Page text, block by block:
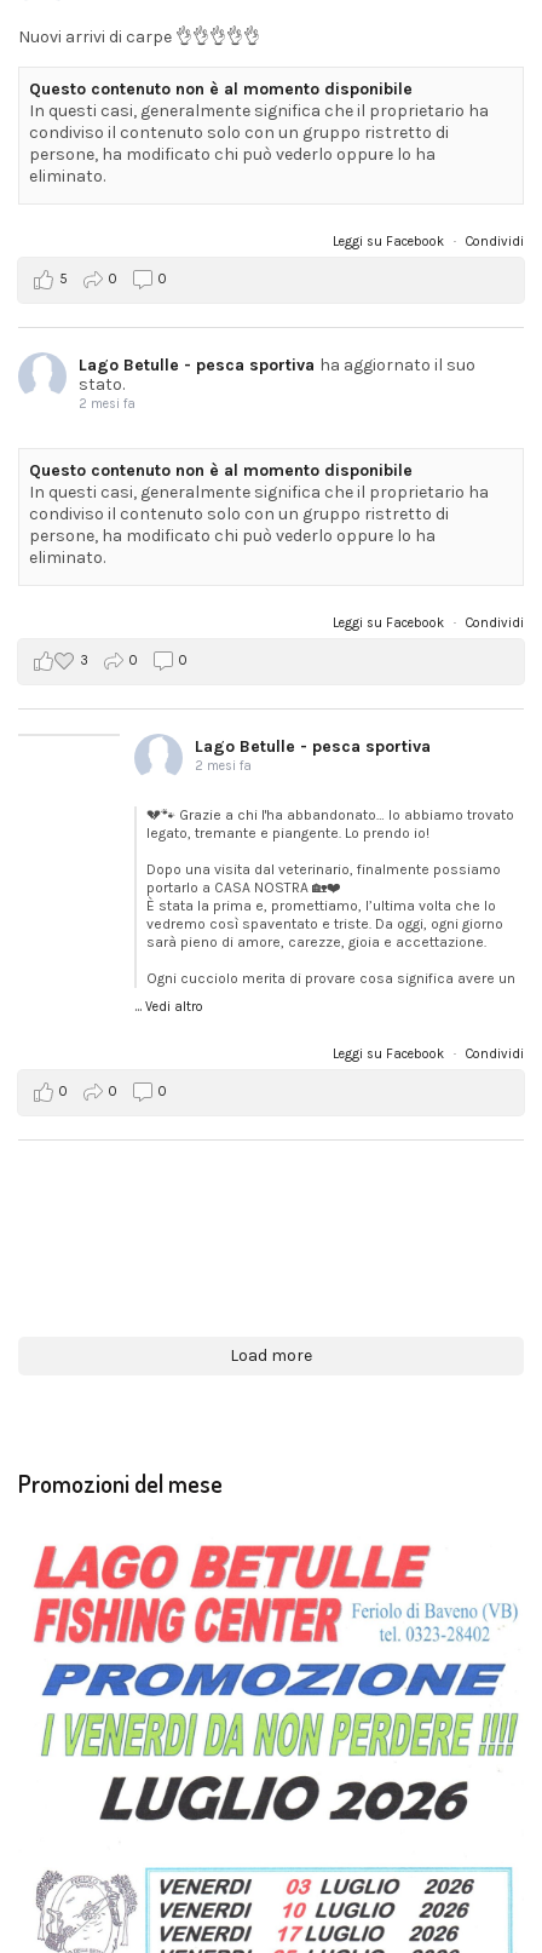
Nuovi arrivi di carpe 👌👌👌👌👌
Questo contenuto non è al momento disponibile
In questi casi, generalmente significa che il proprietario ha
condiviso il contenuto solo con un gruppo ristretto di
persone, ha modificato chi può vederlo oppure lo ha
eliminato.
Leggi su Facebook · Condividi
5 0 0
Lago Betulle - pesca sportiva ha aggiornato il suo
stato.
2 mesi fa
Questo contenuto non è al momento disponibile
In questi casi, generalmente significa che il proprietario ha
condiviso il contenuto solo con un gruppo ristretto di
persone, ha modificato chi può vederlo oppure lo ha
eliminato.
Leggi su Facebook · Condividi
3 0 0
Lago Betulle - pesca sportiva
2 mesi fa
💔🐾 Grazie a chi l'ha abbandonato… lo abbiamo trovato
legato, tremante e piangente. Lo prendo io!
Dopo una visita dal veterinario, finalmente possiamo
portarlo a CASA NOSTRA 🏡❤️
È stata la prima e, promettiamo, l’ultima volta che lo
vedremo così spaventato e triste. Da oggi, ogni giorno
sarà pieno di amore, carezze, gioia e accettazione.
Ogni cucciolo merita di provare cosa significa avere un
...Vedi altro
Leggi su Facebook · Condividi
0 0 0
Load more
Promozioni del mese